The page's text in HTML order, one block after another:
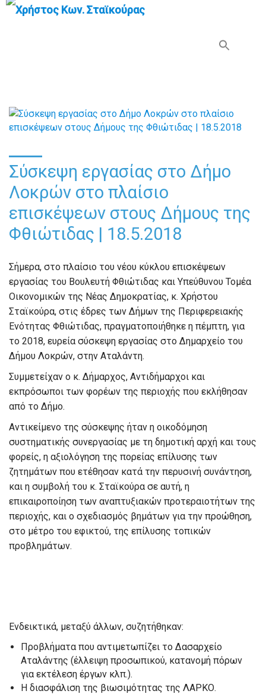
Σύσκεψη εργασίας στο Δήμο
Λοκρών στο πλαίσιο
επισκέψεων στους Δήμους της
Φθιώτιδας | 18.5.2018
Σήμερα, στο πλαίσιο του νέου κύκλου επισκέψεων
εργασίας του Βουλευτή Φθιώτιδας και Υπεύθυνου Τομέα
Οικονομικών της Νέας Δημοκρατίας, κ. Χρήστου
Σταϊκούρα, στις έδρες των Δήμων της Περιφερειακής
Ενότητας Φθιώτιδας, πραγματοποιήθηκε η πέμπτη, για
το 2018, ευρεία σύσκεψη εργασίας στο Δημαρχείο του
Δήμου Λοκρών, στην Αταλάντη.
Συμμετείχαν ο κ. Δήμαρχος, Αντιδήμαρχοι και
εκπρόσωποι των φορέων της περιοχής που εκλήθησαν
από το Δήμο.
Αντικείμενο της σύσκεψης ήταν η οικοδόμηση
συστηματικής συνεργασίας με τη δημοτική αρχή και τους
φορείς, η αξιολόγηση της πορείας επίλυσης των
ζητημάτων που ετέθησαν κατά την περυσινή συνάντηση,
και η συμβολή του κ. Σταϊκούρα σε αυτή, η
επικαιροποίηση των αναπτυξιακών προτεραιοτήτων της
περιοχής, και ο σχεδιασμός βημάτων για την προώθηση,
στο μέτρο του εφικτού, της επίλυσης τοπικών
προβλημάτων.
Ενδεικτικά, μεταξύ άλλων, συζητήθηκαν:
Προβλήματα που αντιμετωπίζει το Δασαρχείο
Αταλάντης (έλλειψη προσωπικού, κατανομή πόρων
για εκτέλεση έργων κλπ.).
Η διασφάλιση της βιωσιμότητας της ΛΑΡΚΟ.